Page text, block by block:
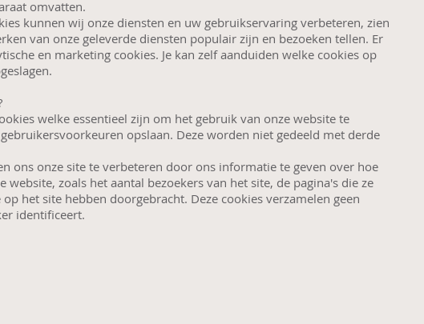
omvatten.
kunnen wij onze diensten en uw gebruikservaring verbeteren, zien
van onze geleverde diensten populair zijn en bezoeken tellen. Er
en marketing cookies. Je kan zelf aanduiden welke cookies op
welke essentieel zijn om het gebruik van onze website te
opslaan. Deze worden niet gedeeld met derde
ons onze site te verbeteren door ons informatie te geven over hoe
website, zoals het aantal bezoekers van het site, de pagina's die ze
het site hebben doorgebracht. Deze cookies verzamelen geen
identificeert.